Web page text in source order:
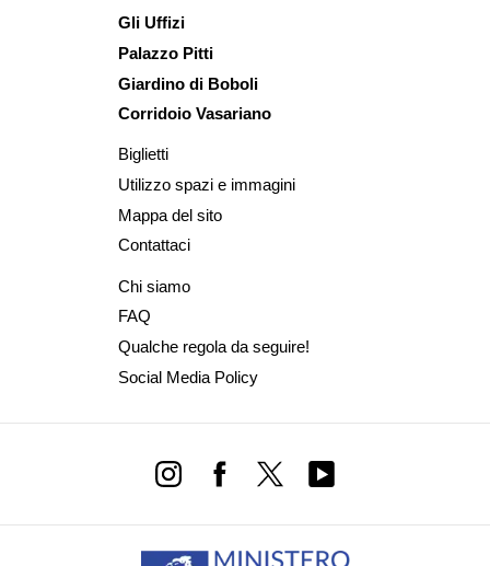
Gli Uffizi
Palazzo Pitti
Giardino di Boboli
Corridoio Vasariano
Biglietti
Utilizzo spazi e immagini
Mappa del sito
Contattaci
Chi siamo
FAQ
Qualche regola da seguire!
Social Media Policy